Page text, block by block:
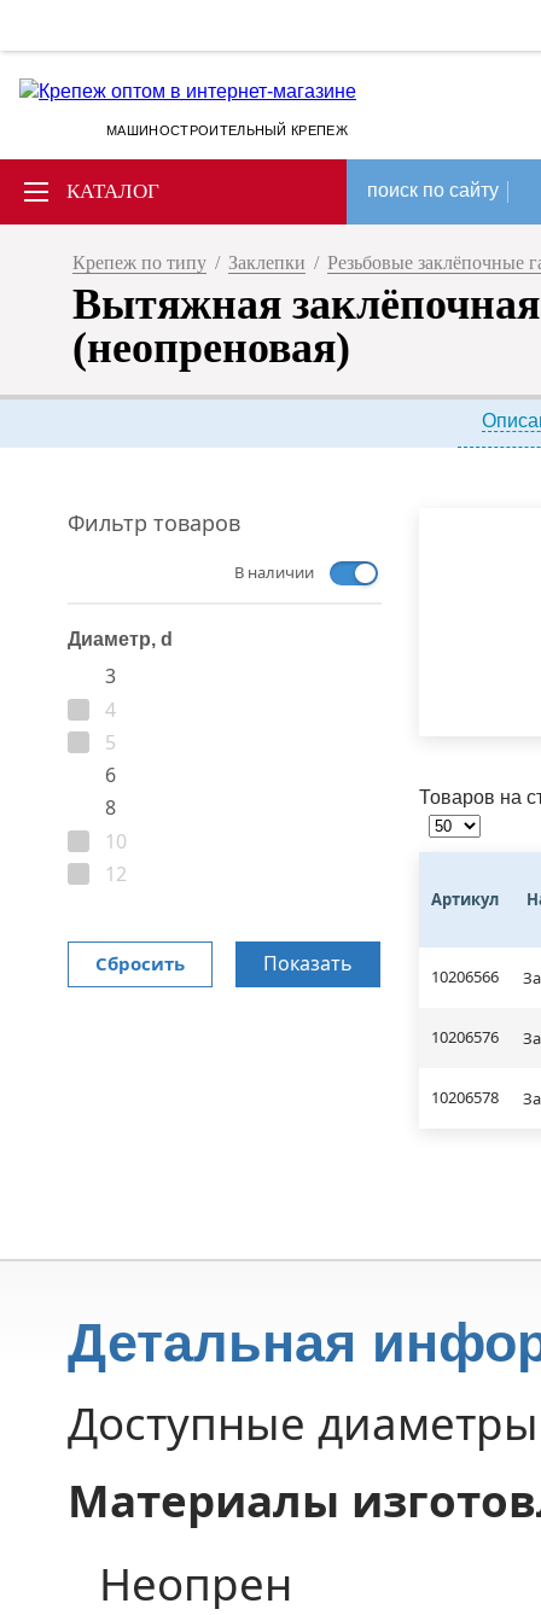
МАШИНОСТРОИТЕЛЬНЫЙ КРЕПЕЖ
КАТАЛОГ поиск по сайту
Крепеж по типу / Заклепки / Резьбовые заклёпочные
Вытяжная
(неопреновая)
Фильтр товаров
В наличии
Диаметр, d
3
4
5
6
8
10
12
Сбросить Показать
Товаров на
Артикул
10206566
10206576
10206578
Детальная
Доступные
Материалы
Неопрен